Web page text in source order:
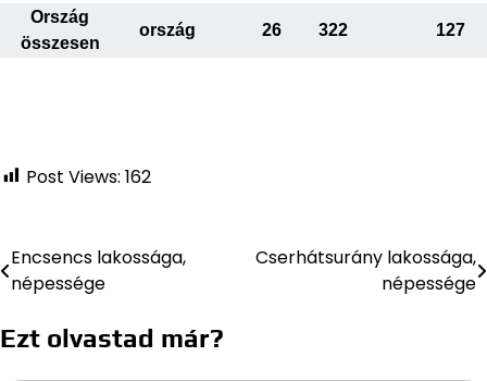
Ország
összesen
ország 26 322 127
Post Views: 162
Bejegyzés
navigáció
Encsencs lakossága,
népessége
Cserhátsurány lakossága,
népessége
Ezt olvastad már?